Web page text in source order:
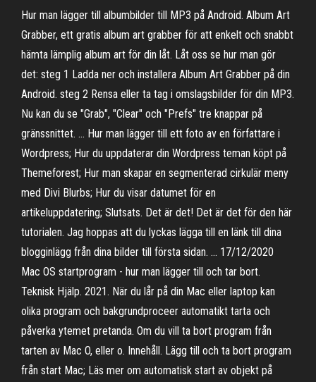
Hur man lägger till albumbilder till MP3 på Android. Album Art
Grabber, ett gratis album art grabber för att enkelt och snabbt
hämta lämplig album art för din låt. Låt oss se hur man gör
det: steg 1 Ladda ner och installera Album Art Grabber på din
Android. steg 2 Rensa eller ta tag i omslagsbilder för din MP3.
Nu kan du se "Grab", "Clear" och "Prefs" tre knappar på
gränssnittet. … Hur man lägger till ett foto av en författare i
Wordpress; Hur du uppdaterar din Wordpress teman köpt på
Themeforest; Hur man skapar en segmenterad cirkulär meny
med Divi Blurbs; Hur du visar datumet för en
artikeluppdatering; Slutsats. Det är det! Det är det för den här
tutorialen. Jag hoppas att du lyckas lägga till en länk till dina
blogginlägg från dina bilder till första sidan. … 17/12/2020
Mac OS startprogram - hur man lägger till och tar bort.
Teknisk Hjälp. 2021. När du lår på din Mac eller laptop kan
olika program och bakgrundproceer automatikt tarta och
påverka ytemet pretanda. Om du vill ta bort program från
tarten av Mac O, eller o. Innehåll. Lägg till och ta bort program
från start Mac; Läs mer om automatisk start av objekt på